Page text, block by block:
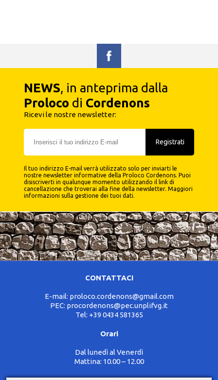
NEWS, in anteprima dalla
Proloco di Cordenons
Ricevi le nostre newsletter:
Registrati
Il tuo indirizzo E-mail verrà utilizzato solo per inviarti le
nostre newsletter informative della Proloco Cordenons. Puoi
disiscriverti in qualunque momento utilizzando il link di
cancellazione che troverai alla fine della newsletter. Maggiori
informazioni sulla gestione dei tuoi dati.
CONTATTACI
E-mail: proloco.cordenons@gmail.com
PEC: procordenons@pec.unplifvg.it
Tel: +39 0434 581365
Orari
Dal lunedì al Venerdì
Mattina: 10.00 – 12.00